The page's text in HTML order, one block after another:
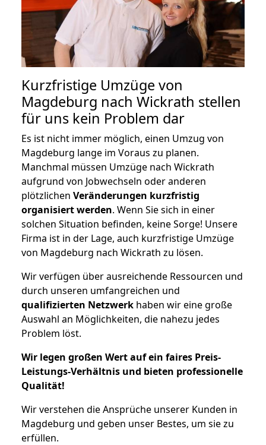
Kurzfristige Umzüge von
Magdeburg nach Wickrath stellen
für uns kein Problem dar
Es ist nicht immer möglich, einen Umzug von
Magdeburg lange im Voraus zu planen.
Manchmal müssen Umzüge nach Wickrath
aufgrund von Jobwechseln oder anderen
plötzlichen Veränderungen kurzfristig
organisiert werden. Wenn Sie sich in einer
solchen Situation befinden, keine Sorge! Unsere
Firma ist in der Lage, auch kurzfristige Umzüge
von Magdeburg nach Wickrath zu lösen.
Wir verfügen über ausreichende Ressourcen und
durch unseren umfangreichen und
qualifizierten Netzwerk haben wir eine große
Auswahl an Möglichkeiten, die nahezu jedes
Problem löst.
Wir legen großen Wert auf ein faires Preis-
Leistungs-Verhältnis und bieten professionelle
Qualität!
Wir verstehen die Ansprüche unserer Kunden in
Magdeburg und geben unser Bestes, um sie zu
erfüllen.